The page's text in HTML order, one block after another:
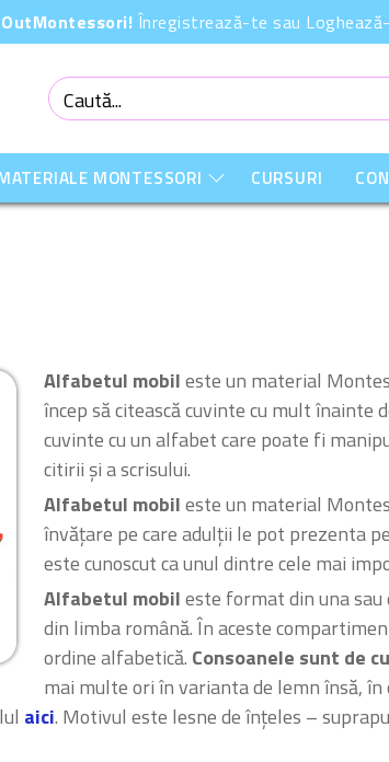
Înregistrează-te sau
Caută
după:
MONTESSORI CURSURI
Alfabetul mobileste un material
încep să citească cuvinte cu mult
cuvinte cu un alfabet care poate fi
citirii și a scrisului.
Alfabetul mobileste un material
învățare pe care adulții le pot prezenta
este cunoscut ca unul dintre cele mai
Alfabetul mobileste format din una
din limba română. În aceste
ordine alfabetică. Consoanele sunt de
mai multe ori în varianta de lemn însă,
aici. Motivul este lesne de înțeles –